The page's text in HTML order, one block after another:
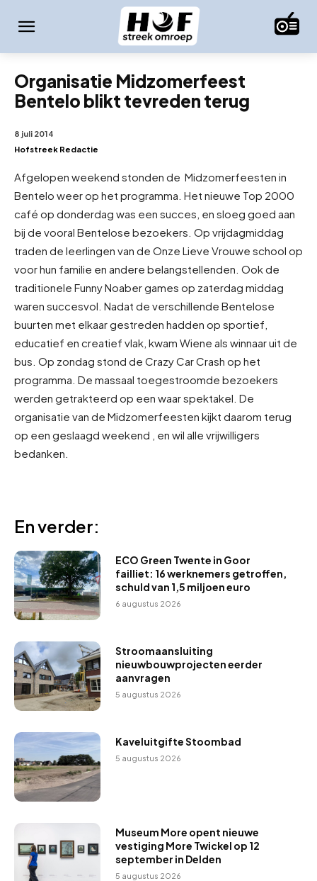
Organisatie Midzomerfeest
Bentelo blikt tevreden terug
8 juli 2014
Hofstreek Redactie
Afgelopen weekend stonden de Midzomerfeesten in
Bentelo weer op het programma. Het nieuwe Top 2000
café op donderdag was een succes, en sloeg goed aan
bij de vooral Bentelose bezoekers. Op vrijdagmiddag
traden de leerlingen van de Onze Lieve Vrouwe school op
voor hun familie en andere belangstellenden. Ook de
traditionele Funny Noaber games op zaterdag middag
waren succesvol. Nadat de verschillende Bentelose
buurten met elkaar gestreden hadden op sportief,
educatief en creatief vlak, kwam Wiene als winnaar uit de
bus. Op zondag stond de Crazy Car Crash op het
programma. De massaal toegestroomde bezoekers
werden getrakteerd op een waar spektakel. De
organisatie van de Midzomerfeesten kijkt daarom terug
op een geslaagd weekend , en wil alle vrijwilligers
bedanken.
En verder:
ECO Green Twente in Goor
failliet: 16 werknemers getroffen,
schuld van 1,5 miljoen euro
6 augustus 2026
Stroomaansluiting
nieuwbouwprojecten eerder
aanvragen
5 augustus 2026
Kaveluitgifte Stoombad
5 augustus 2026
Museum More opent nieuwe
vestiging More Twickel op 12
september in Delden
5 augustus 2026